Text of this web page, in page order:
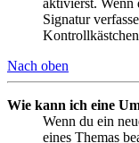
aktivierst. Wenn
Signatur
Nach oben
Wie kann ich eine
Wenn du ein
eines Themas